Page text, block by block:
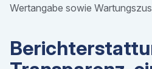
Wertangabe sowie